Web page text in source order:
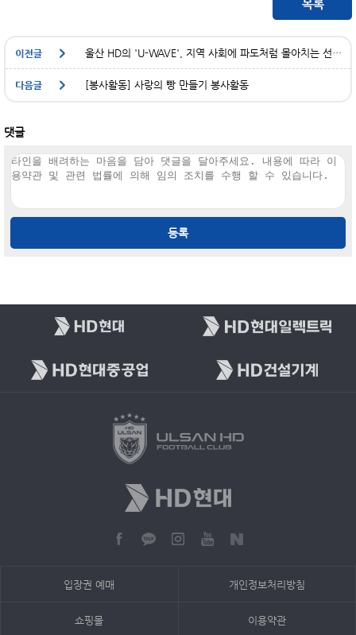
울산 HD의 'U-WAVE', 지역 사회에 파도처럼 몰아치는 선한 영향력
[봉사활동] 사랑의 빵 만들기 봉사활동
댓글
등록
입장권 예매 개인정보처리방침
쇼핑몰 이용약관